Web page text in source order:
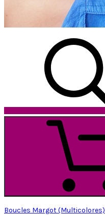
Boucles Margot (Multicolores)